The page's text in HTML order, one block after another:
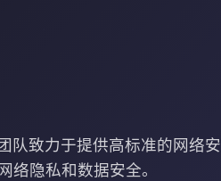
队致力于提供高标准的网络安
隐私和数据安全。